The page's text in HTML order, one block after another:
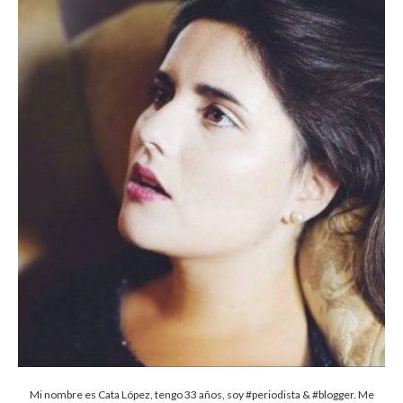
Mi nombre es Cata López, tengo 33 años, soy #periodista & #blogger. Me